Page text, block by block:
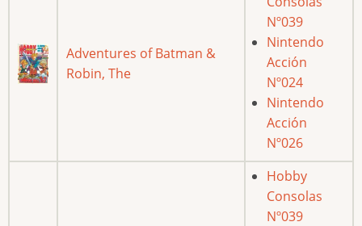
Adventures of Batman &
Robin, The
Nº039
Nintendo
Acción
Nº024
Nintendo
Acción
Nº026
Hobby
Consolas
Nº039